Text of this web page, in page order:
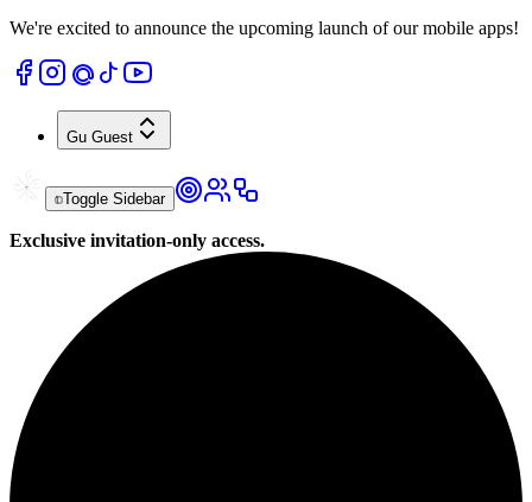
We're excited to announce the upcoming launch of our mobile apps!
Gu Guest
Toggle Sidebar
Exclusive invitation-only access.